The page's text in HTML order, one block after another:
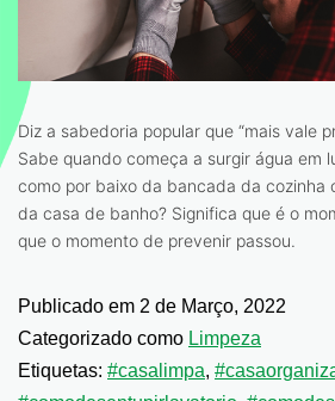
Diz a sabedoria popular que “mais vale
Sabe quando começa a surgir água em
como por baixo da bancada da cozinha
da casa de banho? Significa que é o
que o momento de prevenir passou.
Publicado em 2 de Março, 2022
Categorizado como Limpeza
Etiquetas: #casalimpa,